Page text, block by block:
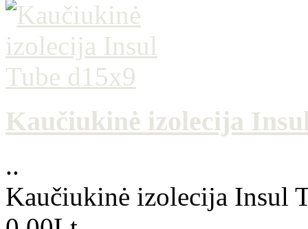
Kaučiukinė izolecija
..
Kaučiukinė izolecija Insul